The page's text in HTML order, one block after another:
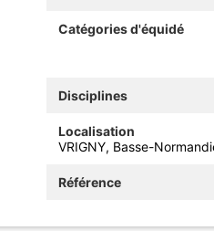
Catégories d'équidé
Disciplines
Localisation
VRIGNY, Basse-
Référence